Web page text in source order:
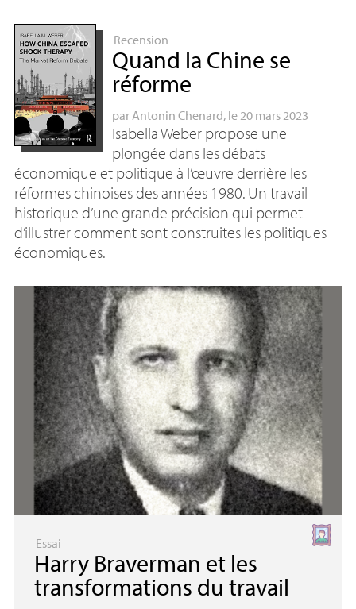
Recension
Quand la Chine se
réforme
par Antonin Chenard, le 20 mars 2023
Isabella Weber propose une
plongée dans les débats
économique et politique à l’œuvre derrière les
réformes chinoises des années 1980. Un travail
historique d’une grande précision qui permet
d’illustrer comment sont construites les politiques
économiques.
Essai
Harry Braverman et les
transformations du travail